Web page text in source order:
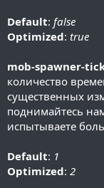
Default: false
Optimized: true
mob-spawner-
количество
существенных
поднимайтесь
испытываете
Default: 1
Optimized: 2